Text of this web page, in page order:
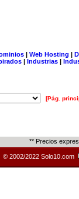
| Web Hosting |
| Industrias |
[Pág.
** Precios
© 2002/2022 Solo10.com